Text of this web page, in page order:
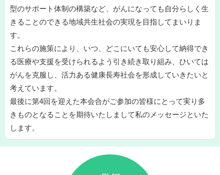
型のサポート体制の構築など、がんになっても自分らしく生
きることのできる地域共生社会の実現を目指してまいりま
す。
これらの施策により、いつ、どこにいても安心して納得でき
る医療や支援を受けられるよう引き続き取り組み、ひいては
がんを克服し、活力ある健康長寿社会を形成していきたいと
考えています。
最後に第4回を迎えた本会合がご参加の皆様にとって実り多
きものとなることを期待いたしまして私のメッセージといた
します。